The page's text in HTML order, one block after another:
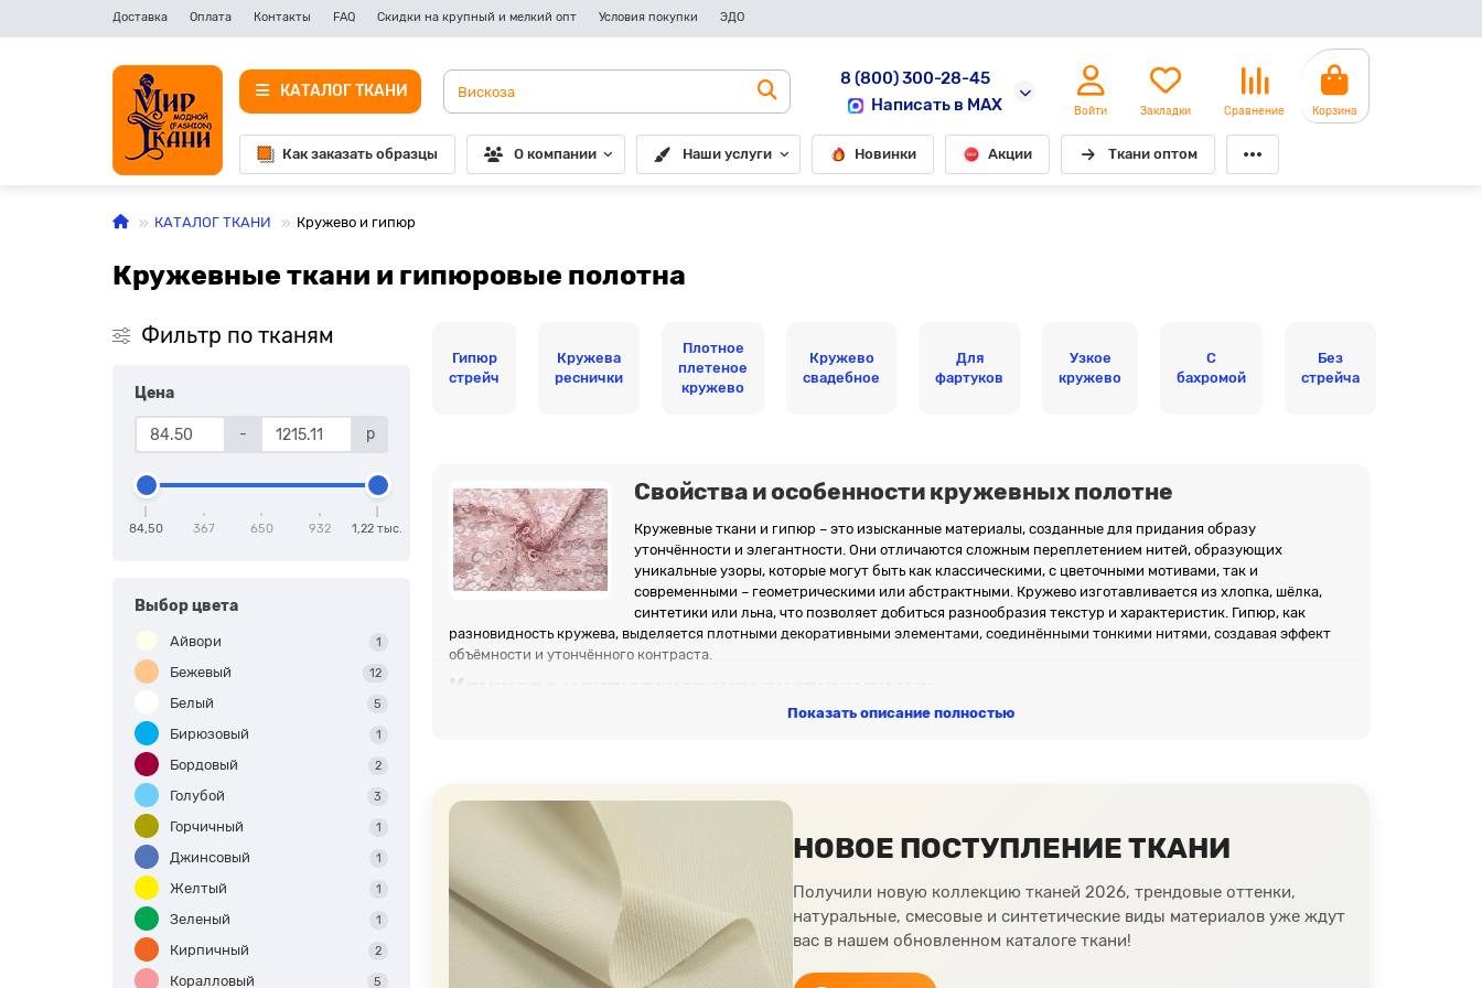
Доставка Оплата Контакты FAQ Скидки на крупный и мелкий опт Условия покупки ЭДО
КАТАЛОГ ТКАНИ
8 (800) 300-28-45
Написать в MAX
Войти Закладки Сравнение Корзина
Как заказать образцы О компании Наши услуги Новинки Акции Ткани оптом
КАТАЛОГ ТКАНИ Кружево и гипюр
Кружевные ткани и гипюровые полотна
Фильтр по тканям
Цена
- р
84,50 367 650 932 1,22 тыс.
Выбор цвета
Айвори 1
Бежевый 12
Белый 5
Бирюзовый 1
Бордовый 2
Голубой 3
Горчичный 1
Джинсовый 1
Желтый 1
Зеленый 1
Кирпичный 2
Коралловый 5
Гипюр
стрейч
Кружева
реснички
Плотное
плетеное
кружево
Кружево
свадебное
Для
фартуков
Узкое
кружево
С
бахромой
Без
стрейча
Свойства и особенности кружевных полотне
Кружевные ткани и гипюр – это изысканные материалы, созданные для придания образу
утончённости и элегантности. Они отличаются сложным переплетением нитей, образующих
уникальные узоры, которые могут быть как классическими, с цветочными мотивами, так и
современными – геометрическими или абстрактными. Кружево изготавливается из хлопка, шёлка,
синтетики или льна, что позволяет добиться разнообразия текстур и характеристик. Гипюр, как
разновидность кружева, выделяется плотными декоративными элементами, соединёнными тонкими нитями, создавая эффект
объёмности и утончённого контраста.
Кружево и гипюр: характеристики ткани
Эластичность:
Натуральные кружева менее растяжимы, в то время как синтетические варианты могут быть эластичными,
что добавляет удобства в носке.
Вес и плотность:
Ткани лёгкие, почти невесомые, но прочные благодаря особому переплетению нитей.
Кружевные ткани хорошо драпируются, образуя мягкие, изящные складки, идеально подходящие для
создания декоративных элементов.
Уход: Рекомендуется деликатная стирка или химчистка, чтобы сохранить структуру узора и форму изделия.
Внешний вид:
Кружево и гипюр придают изделиям роскошный и утончённый вид, оставаясь символами изысканности и
стиля.
Показать описание полностью
НОВОЕ ПОСТУПЛЕНИЕ ТКАНИ
Получили новую коллекцию тканей 2026, трендовые оттенки,
натуральные, смесовые и синтетические виды материалов уже ждут
вас в нашем обновленном каталоге ткани!